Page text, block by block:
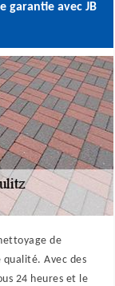
garantie avec JB
de
qualité. Avec des
24 heures et le